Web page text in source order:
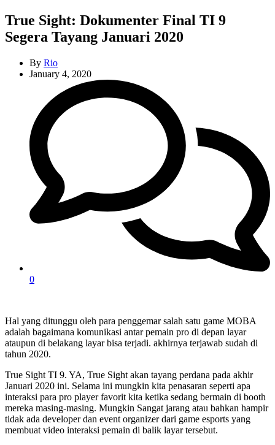
True Sight: Dokumenter Final TI 9
Segera Tayang Januari 2020
By Rio
January 4, 2020
0
Hal yang ditunggu oleh para penggemar salah satu game MOBA
adalah bagaimana komunikasi antar pemain pro di depan layar
ataupun di belakang layar bisa terjadi. akhirnya terjawab sudah di
tahun 2020.
True Sight TI 9. YA, True Sight akan tayang perdana pada akhir
Januari 2020 ini. Selama ini mungkin kita penasaran seperti apa
interaksi para pro player favorit kita ketika sedang bermain di booth
mereka masing-masing. Mungkin Sangat jarang atau bahkan hampir
tidak ada developer dan event organizer dari game esports yang
membuat video interaksi pemain di balik layar tersebut.